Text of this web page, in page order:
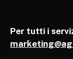
Per tutti i